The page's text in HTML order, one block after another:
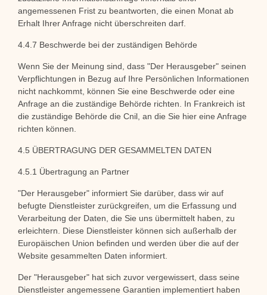
angemessenen Frist zu beantworten, die einen Monat ab
Erhalt Ihrer Anfrage nicht überschreiten darf.
4.4.7 Beschwerde bei der zuständigen Behörde
Wenn Sie der Meinung sind, dass "Der Herausgeber" seinen
Verpflichtungen in Bezug auf Ihre Persönlichen Informationen
nicht nachkommt, können Sie eine Beschwerde oder eine
Anfrage an die zuständige Behörde richten. In Frankreich ist
die zuständige Behörde die Cnil, an die Sie hier eine Anfrage
richten können.
4.5 ÜBERTRAGUNG DER GESAMMELTEN DATEN
4.5.1 Übertragung an Partner
"Der Herausgeber" informiert Sie darüber, dass wir auf
befugte Dienstleister zurückgreifen, um die Erfassung und
Verarbeitung der Daten, die Sie uns übermittelt haben, zu
erleichtern. Diese Dienstleister können sich außerhalb der
Europäischen Union befinden und werden über die auf der
Website gesammelten Daten informiert.
Der "Herausgeber" hat sich zuvor vergewissert, dass seine
Dienstleister angemessene Garantien implementiert haben